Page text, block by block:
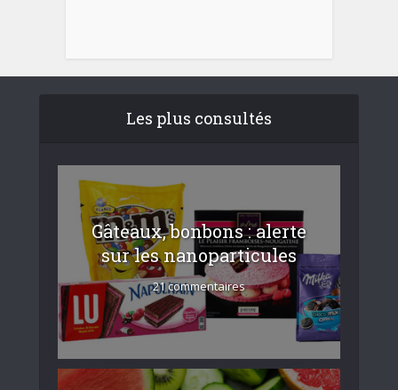
Les plus consultés
Gâteaux, bonbons : alerte
sur les nanoparticules
21 commentaires